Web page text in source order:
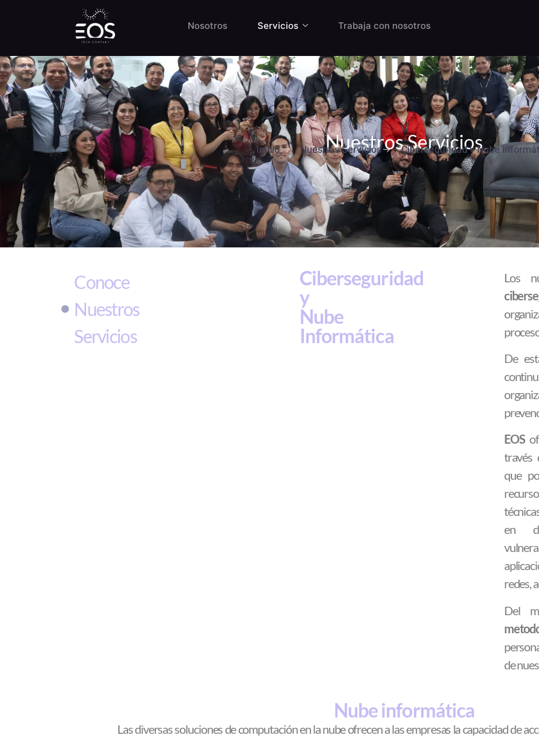
EOS
En EOS desarrollamos soluciones tecnológicas innovadoras que ayudan a las empresas a impulsar la
acelerar su transformación digital.
Nosotros Servicios Trabaja con nosotros
Nuestros Servicios
Inicio Nuestros Servicios Ciberseguridad y Nube
Conoce
Nuestros
Servicios
Ciberseguridad
y
Nube
Informática
Los
De
EOS
través
que
en
redes,
Del
de
Nube informática
Las diversas soluciones de computación en la nube ofrecen a las empresas la capacidad de